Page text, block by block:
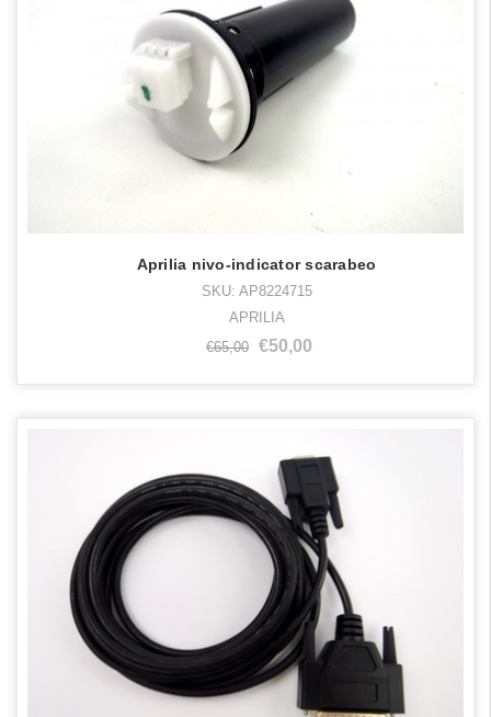
Aprilia nivo-indicator scarabeo
SKU: AP8224715
APRILIA
€65,00 €50,00